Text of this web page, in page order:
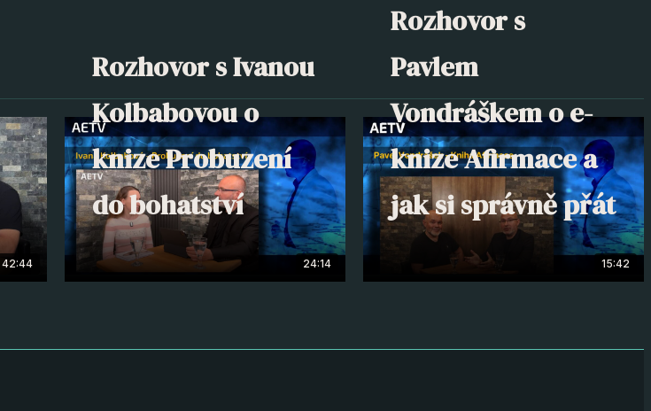
42:44
Rozhovor s Ivanou
Kolbabovou o
knize Probuzení
do bohatství
24:14
Rozhovor s
Pavlem
Vondráškem o e-
knize Afirmace a
jak si správně přát
15:42